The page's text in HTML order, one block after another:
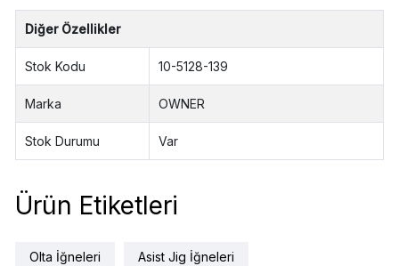
Diğer Özellikler
Stok Kodu 10-5128-139
Marka OWNER
Stok Durumu Var
Ürün Etiketleri
Olta İğneleri Asist Jig İğneleri